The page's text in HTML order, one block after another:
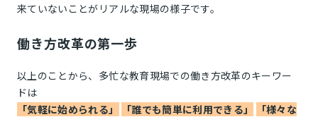
来ていないことがリアルな現場の様子です。
働き方改革の第一歩
以上のことから、多忙な教育現場での働き方改革のキーワー
ドは
「気軽に始められる」
「誰でも簡単に利用できる」
「様々な